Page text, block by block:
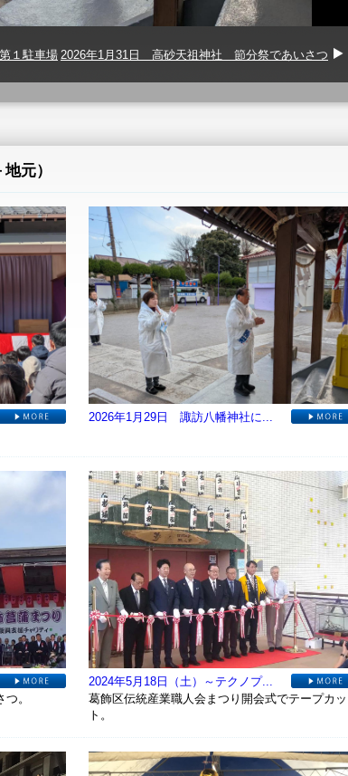
１駐車場 2026年1月31日 高砂天祖神社 節分祭であいさつ
元）
2026年1月29日 諏訪八幡神社に...
。
2024年5月18日（土）～テクノプ...
葛飾区伝統産業職人会まつり開会式でテープカッ
ト。